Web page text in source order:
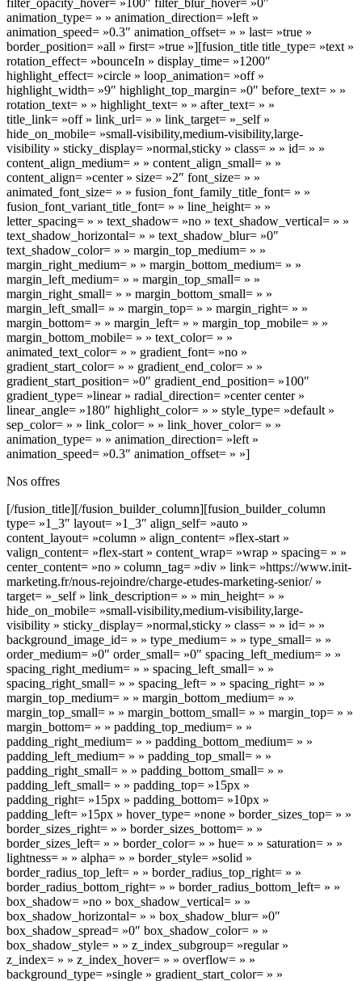
animation_type= » » animation_direction= »left »
animation_speed= »0.3″ animation_offset= » » last= »true »
border_position= »all » first= »true »][fusion_title title_type= »text »
rotation_effect= »bounceIn » display_time= »1200″
highlight_effect= »circle » loop_animation= »off »
highlight_width= »9″ highlight_top_margin= »0″ before_text= » »
rotation_text= » » highlight_text= » » after_text= » »
title_link= »off » link_url= » » link_target= »_self »
hide_on_mobile= »small-visibility,medium-visibility,large-
visibility » sticky_display= »normal,sticky » class= » » id= » »
content_align_medium= » » content_align_small= » »
content_align= »center » size= »2″ font_size= » »
animated_font_size= » » fusion_font_family_title_font= » »
fusion_font_variant_title_font= » » line_height= » »
letter_spacing= » » text_shadow= »no » text_shadow_vertical= » »
text_shadow_horizontal= » » text_shadow_blur= »0″
text_shadow_color= » » margin_top_medium= » »
margin_right_medium= » » margin_bottom_medium= » »
margin_left_medium= » » margin_top_small= » »
margin_right_small= » » margin_bottom_small= » »
margin_left_small= » » margin_top= » » margin_right= » »
margin_bottom= » » margin_left= » » margin_top_mobile= » »
margin_bottom_mobile= » » text_color= » »
animated_text_color= » » gradient_font= »no »
gradient_start_color= » » gradient_end_color= » »
gradient_start_position= »0″ gradient_end_position= »100″
gradient_type= »linear » radial_direction= »center center »
linear_angle= »180″ highlight_color= » » style_type= »default »
sep_color= » » link_color= » » link_hover_color= » »
animation_type= » » animation_direction= »left »
animation_speed= »0.3″ animation_offset= » »]
Nos offres
[/fusion_title][/fusion_builder_column][fusion_builder_column
type= »1_3″ layout= »1_3″ align_self= »auto »
content_layout= »column » align_content= »flex-start »
valign_content= »flex-start » content_wrap= »wrap » spacing= » »
center_content= »no » column_tag= »div » link= »https://www.init-
marketing.fr/nous-rejoindre/charge-etudes-marketing-senior/ »
target= »_self » link_description= » » min_height= » »
hide_on_mobile= »small-visibility,medium-visibility,large-
visibility » sticky_display= »normal,sticky » class= » » id= » »
background_image_id= » » type_medium= » » type_small= » »
order_medium= »0″ order_small= »0″ spacing_left_medium= » »
spacing_right_medium= » » spacing_left_small= » »
spacing_right_small= » » spacing_left= » » spacing_right= » »
margin_top_medium= » » margin_bottom_medium= » »
margin_top_small= » » margin_bottom_small= » » margin_top= » »
margin_bottom= » » padding_top_medium= » »
padding_right_medium= » » padding_bottom_medium= » »
padding_left_medium= » » padding_top_small= » »
padding_right_small= » » padding_bottom_small= » »
padding_left_small= » » padding_top= »15px »
padding_right= »15px » padding_bottom= »10px »
padding_left= »15px » hover_type= »none » border_sizes_top= » »
border_sizes_right= » » border_sizes_bottom= » »
border_sizes_left= » » border_color= » » hue= » » saturation= » »
lightness= » » alpha= » » border_style= »solid »
border_radius_top_left= » » border_radius_top_right= » »
border_radius_bottom_right= » » border_radius_bottom_left= » »
box_shadow= »no » box_shadow_vertical= » »
box_shadow_horizontal= » » box_shadow_blur= »0″
box_shadow_spread= »0″ box_shadow_color= » »
box_shadow_style= » » z_index_subgroup= »regular »
z_index= » » z_index_hover= » » overflow= » »
background_type= »single » gradient_start_color= » »